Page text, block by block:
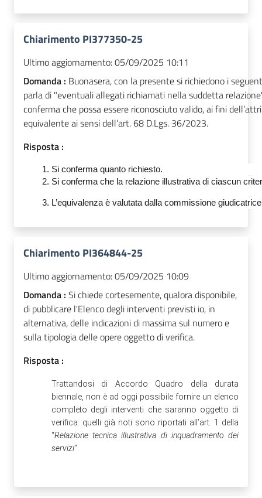
Chiarimento PI377350-25
Ultimo aggiornamento:05/09/2025 10:11
Domanda : Buonasera, con la presente si richiedono i
parla di "eventuali allegati richiamati nella suddetta
conferma che possa essere riconosciuto valido, ai fini
equivalente ai sensi dell’art. 68 D.Lgs. 36/2023.
Risposta :
Si conferma quanto richiesto.
Si conferma che la relazione illustrativa di ciascun
L’equivalenza è valutata dalla commissione
Chiarimento PI364844-25
Ultimo aggiornamento:05/09/2025 10:09
Domanda : Si chiede cortesemente, qualora disponibile,
di pubblicare l'Elenco degli interventi previsti io, in
alternativa, delle indicazioni di massima sul numero e
sulla tipologia delle opere oggetto di verifica.
Risposta :
Trattandosi di Accordo Quadro della durata
biennale, non è ad oggi possibile fornire un elenco
completo degli interventi che saranno oggetto di
verifica: quelli già noti sono riportati all’art. 1 della
“Relazione tecnica illustrativa di inquadramento dei
servizi”.